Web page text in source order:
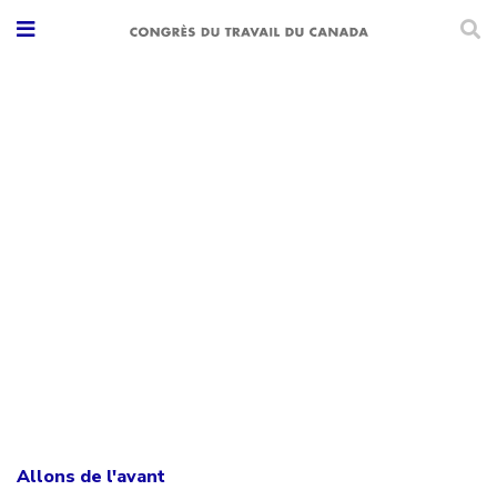
Allons de l'avant